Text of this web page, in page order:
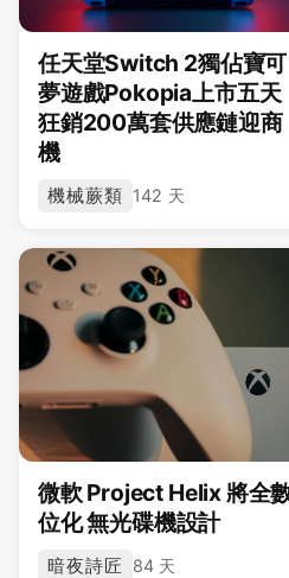
任天堂Switch 2獨佔寶可
夢遊戲Pokopia上市五天
狂銷200萬套供應鏈迎商
機
機械蕨類 142 天
微軟 Project Helix 將全
位化 無光碟機設計
暗夜詩匠 84 天